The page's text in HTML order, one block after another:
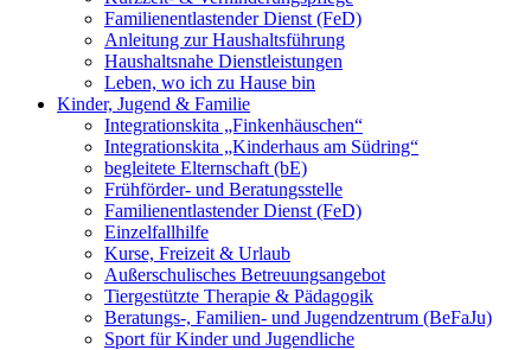
Familienentlastender Dienst (FeD)
Anleitung zur Haushaltsführung
Haushaltsnahe Dienstleistungen
Leben, wo ich zu Hause bin
Kinder, Jugend & Familie
Integrationskita „Finkenhäuschen“
Integrationskita „Kinderhaus am Südring“
begleitete Elternschaft (bE)
Frühförder- und Beratungsstelle
Familienentlastender Dienst (FeD)
Einzelfallhilfe
Kurse, Freizeit & Urlaub
Außerschulisches Betreuungsangebot
Tiergestützte Therapie & Pädagogik
Beratungs-, Familien- und Jugendzentrum (BeFaJu)
Sport für Kinder und Jugendliche